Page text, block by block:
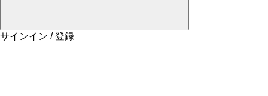
サインイン / 登録